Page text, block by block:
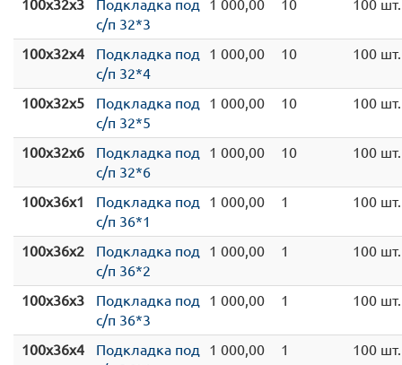
100x32x3
Подкладка под
с/п 32*3
1 000,00 10 100 шт.
100x32x4
Подкладка под
с/п 32*4
1 000,00 10 100 шт.
100x32x5
Подкладка под
с/п 32*5
1 000,00 10 100 шт.
100x32x6
Подкладка под
с/п 32*6
1 000,00 10 100 шт.
100x36x1
Подкладка под
с/п 36*1
1 000,00 1 100 шт.
100x36x2
Подкладка под
с/п 36*2
1 000,00 1 100 шт.
100x36x3
Подкладка под
с/п 36*3
1 000,00 1 100 шт.
100x36x4
Подкладка под
1 000,00 1 100 шт.